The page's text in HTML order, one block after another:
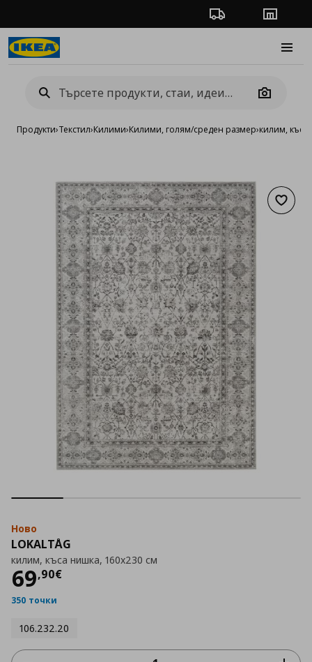
Проследяване на
Camera
Продукти›Текстил›Килими›Килими, голям/среден размер›килим,
Ново
LOKALTÅG
килим, къса нишка, 160x230 см
69,90€
Цена
350 точки
106.232.20